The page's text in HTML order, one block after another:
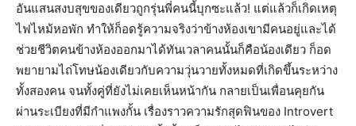
อันแสนสงบสุขของเดียวถูกรุ่นพี่คนนี้บุกซะแล้ว! แต่แล้วก็เกิดเหตุ
ไฟไหม้หอพัก ทำให้ก็อดรู้ความจริงว่าข้างห้องเขามีคนอยู่และได้
ช่วยชีวิตคนข้างห้องออกมาได้ทันเวลาคนนั้นก็คือน้องเดียว ก็อด
พยายามไถ่โทษน้องเดียวกับความวุ่นวายทั้งหมดที่เกิดขึ้นระหว่าง
ทั้งสองคน จนทั้งคู่ที่ยังไม่เคยเห็นหน้ากัน กลายเป็นเพื่อนคุยกัน
ผ่านระเบียงที่มีกำแพงกั้น เรื่องราวความรักสุดฟินของ Introvert